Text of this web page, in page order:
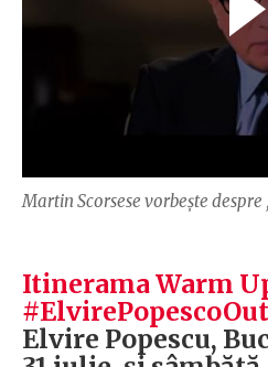
Martin Scorsese vorbește despre
Itinerama Warm
Elvire Popescu,